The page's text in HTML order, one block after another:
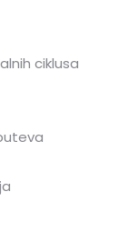
ciklusa